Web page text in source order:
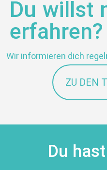
Du willst
erfahren?
Wir informieren dich
ZU DEN
Du